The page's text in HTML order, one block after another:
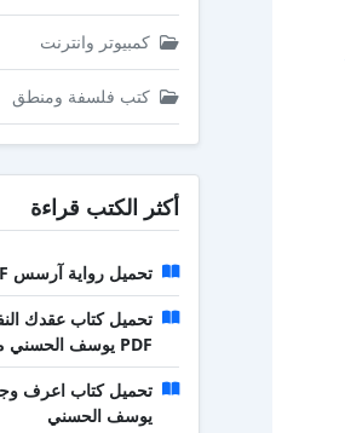
كمبيوتر وانترنت
كتب فلسفة ومنطق
أكثر الكتب قراءة
تحميل رواية آرسس PDF أحمد آل حمدان
تحميل كتاب عقدك
PDF يوسف الحسني مجانا
يوسف الحسني